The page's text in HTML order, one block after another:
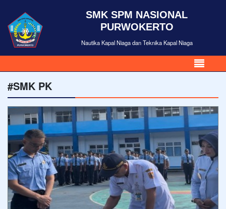
SMK SPM NASIONAL
PURWOKERTO
Nautika Kapal Niaga dan Teknika Kapal Niaga
#SMK PK